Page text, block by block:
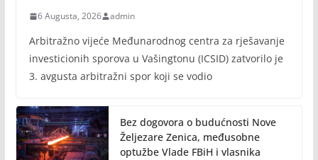
6 Augusta, 2026 admin
Arbitražno vijeće Međunarodnog centra za rješavanje
investicionih sporova u Vašingtonu (ICSID) zatvorilo je
3. avgusta arbitražni spor koji se vodio
Bez dogovora o budućnosti Nove
Željezare Zenica, međusobne
optužbe Vlade FBiH i vlasnika